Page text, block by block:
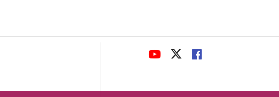
ENLACE
APLICACIÓN
ENLACE
APLICACIÓN
ENLACE
APLICACIÓN